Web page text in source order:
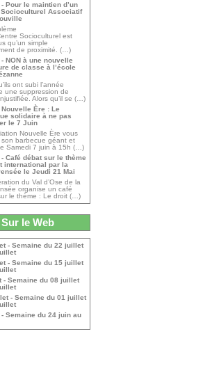
Pour le maintien d’un
Socioculturel Associatif
Socioculturel est
qu’un simple
de proximité. (…)
NON à une nouvelle
de classe à l’école
ont subi l’année
une suppression de
Alors qu’il se (…)
Ère : Le
solidaire à ne pas
le 7 Juin
Nouvelle Ère vous
son barbecue géant et
Samedi 7 juin à 15h (…)
Café débat sur le thème
international par la
le Jeudi 21 Mai
du Val d’Ose de la
organise un café
le thème : Le droit (…)
Sur le Web
- Semaine du 22 juillet
- Semaine du 15 juillet
- Semaine du 08 juillet
- Semaine du 01 juillet
Semaine du 24 juin au